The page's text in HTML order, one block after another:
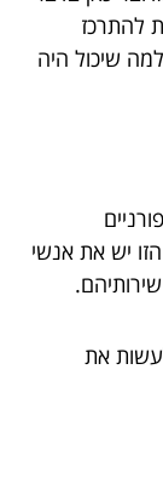
להתרכז
שיכול היה
יש את אנשי
את